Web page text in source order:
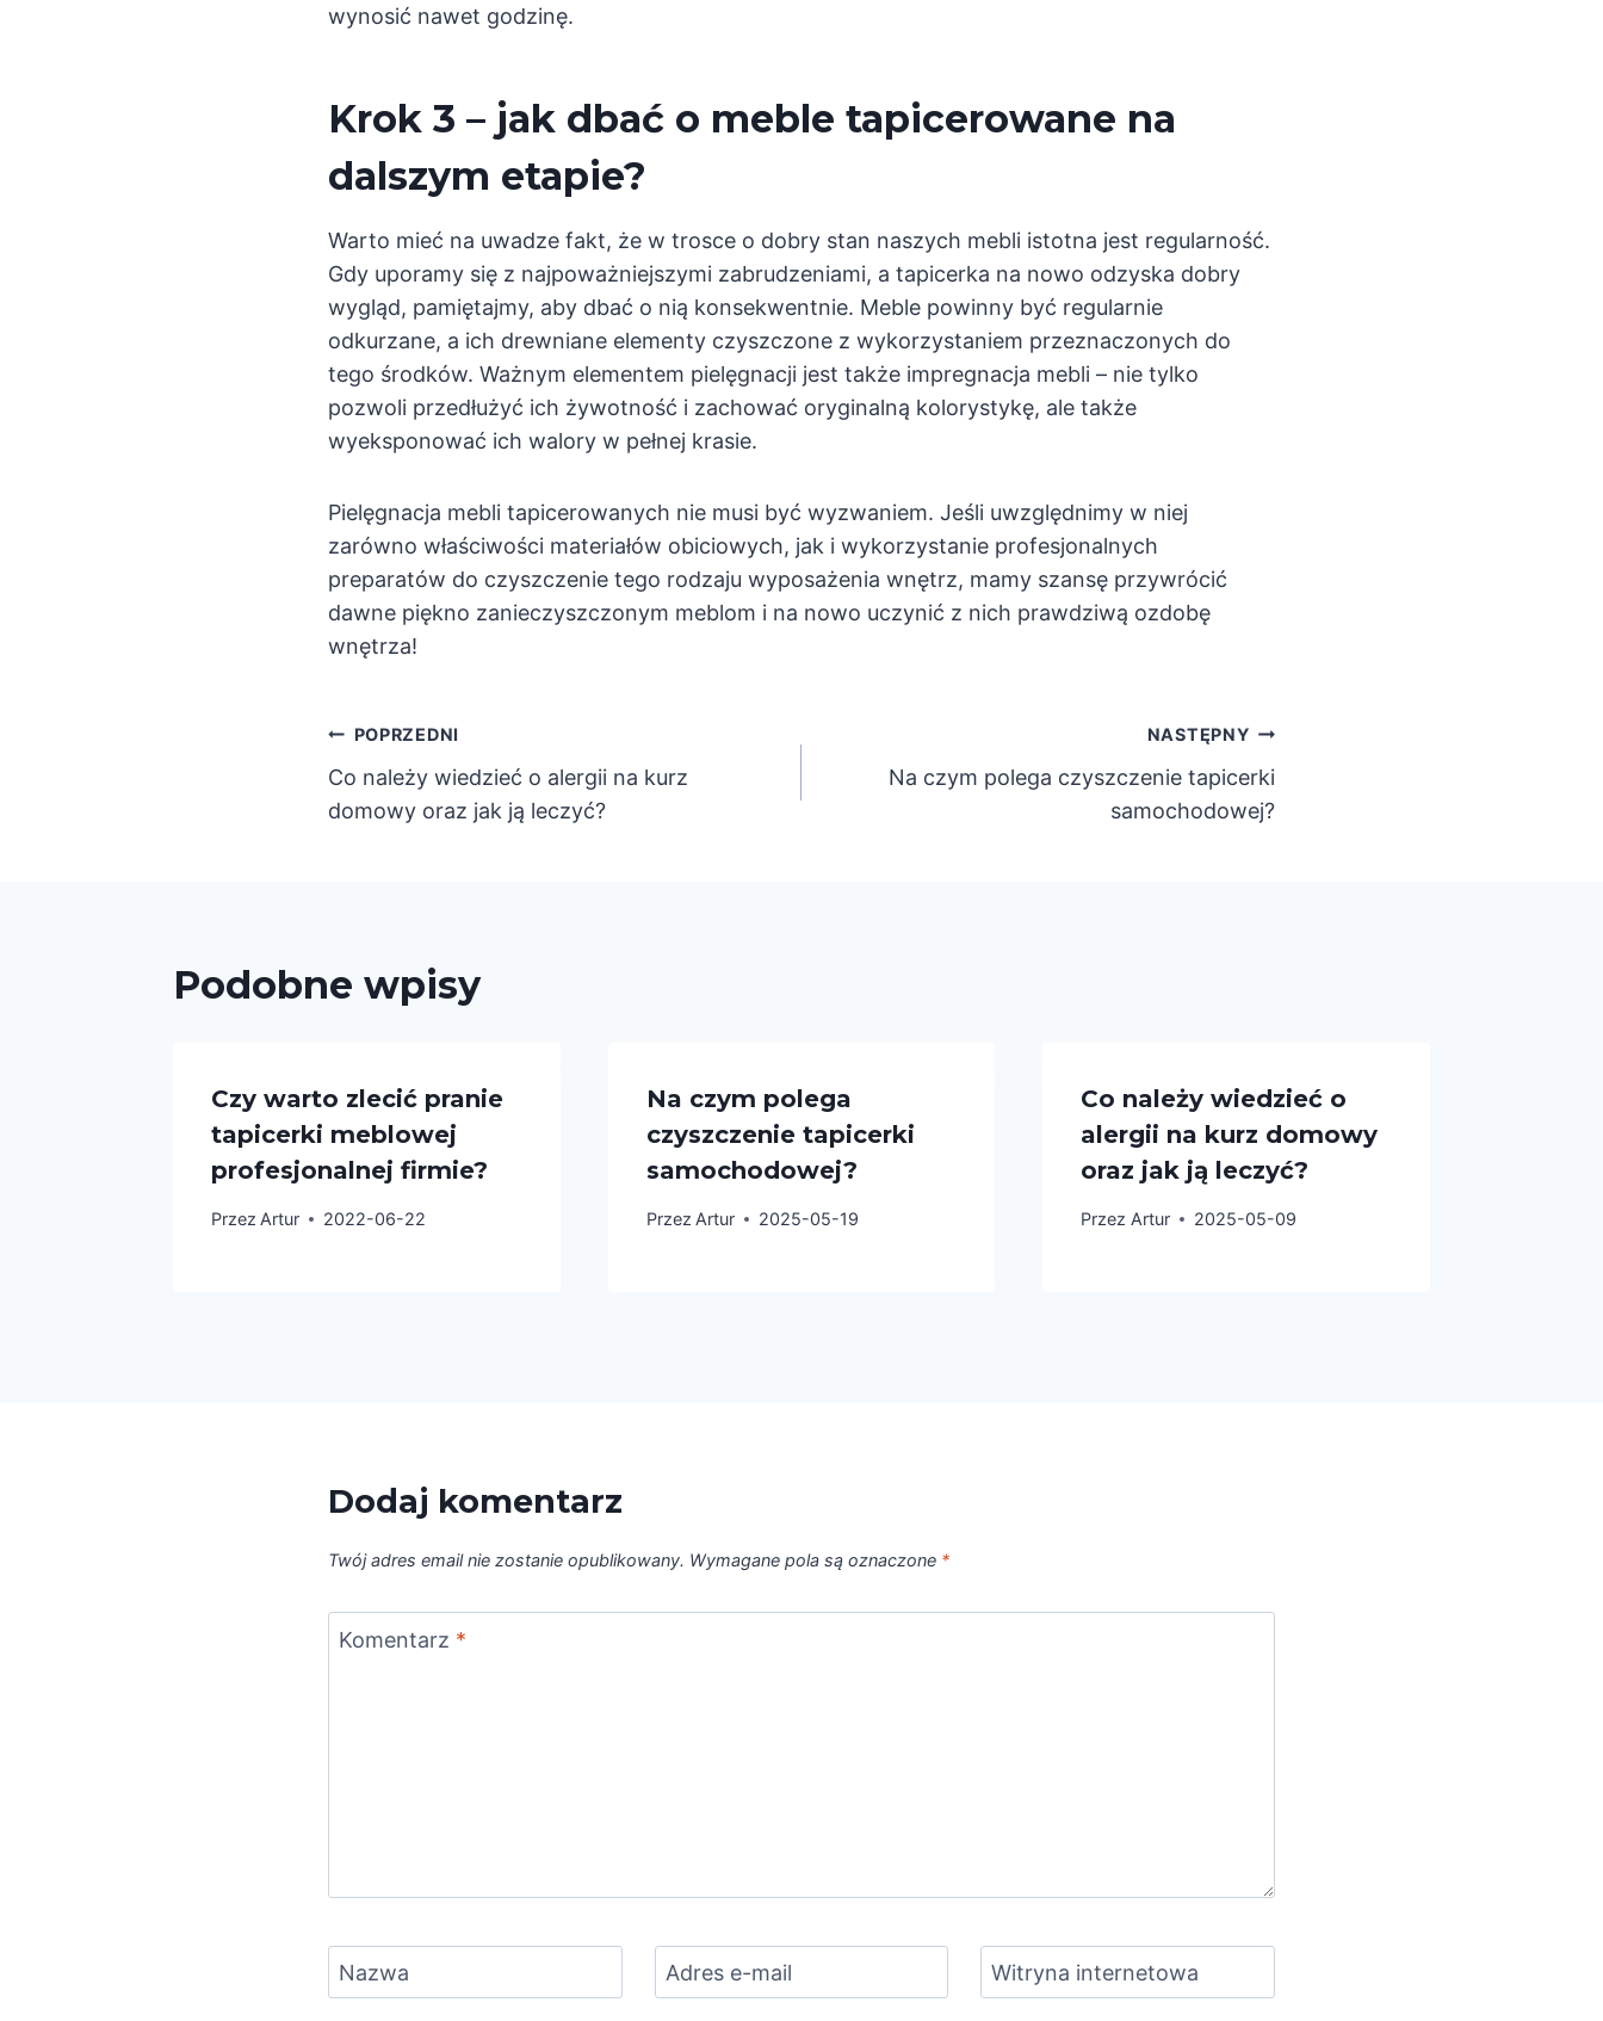
wynosić nawet godzinę.
Krok 3 – jak dbać o meble tapicerowane na
dalszym etapie?
Warto mieć na uwadze fakt, że w trosce o dobry stan naszych mebli istotna jest regularność.
Gdy uporamy się z najpoważniejszymi zabrudzeniami, a tapicerka na nowo odzyska dobry
wygląd, pamiętajmy, aby dbać o nią konsekwentnie. Meble powinny być regularnie
odkurzane, a ich drewniane elementy czyszczone z wykorzystaniem przeznaczonych do
tego środków. Ważnym elementem pielęgnacji jest także impregnacja mebli – nie tylko
pozwoli przedłużyć ich żywotność i zachować oryginalną kolorystykę, ale także
wyeksponować ich walory w pełnej krasie.
Pielęgnacja mebli tapicerowanych nie musi być wyzwaniem. Jeśli uwzględnimy w niej
zarówno właściwości materiałów obiciowych, jak i wykorzystanie profesjonalnych
preparatów do czyszczenie tego rodzaju wyposażenia wnętrz, mamy szansę przywrócić
dawne piękno zanieczyszczonym meblom i na nowo uczynić z nich prawdziwą ozdobę
wnętrza!
Nawigacja
wpisu
POPRZEDNI
Co należy wiedzieć o alergii na kurz
domowy oraz jak ją leczyć?
NASTĘPNY
Na czym polega czyszczenie tapicerki
samochodowej?
Podobne wpisy
Czy warto zlecić pranie
tapicerki meblowej
profesjonalnej firmie?
Przez Artur 2022-06-22
Na czym polega
czyszczenie tapicerki
samochodowej?
Przez Artur 2025-05-19
Co należy wiedzieć o
alergii na kurz domowy
oraz jak ją leczyć?
Przez Artur 2025-05-09
Dodaj komentarz
Twój adres email nie zostanie opublikowany. Wymagane pola są oznaczone *
Komentarz *
Nazwa Adres e-mail Witryna internetowa